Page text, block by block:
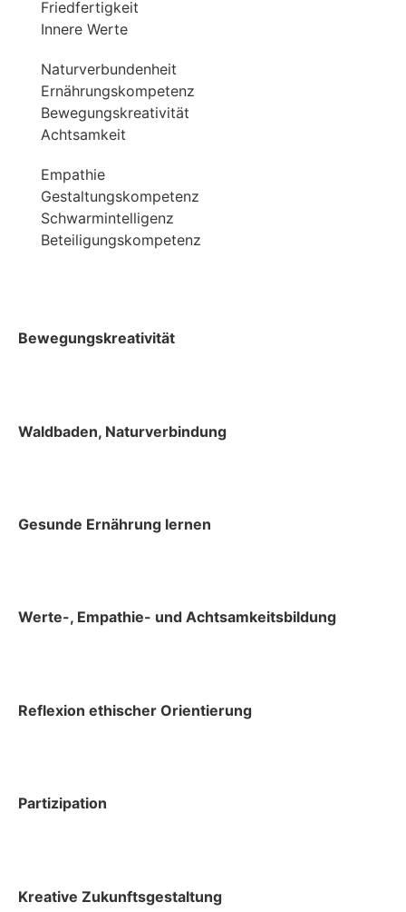
Friedfertigkeit
Innere Werte
Naturverbundenheit
Ernährungskompetenz
Bewegungskreativität
Achtsamkeit
Empathie
Gestaltungskompetenz
Schwarmintelligenz
Beteiligungskompetenz
Bewegungskreativität
Waldbaden, Naturverbindung
Gesunde Ernährung lernen
Werte-, Empathie- und Achtsamkeitsbildung
Reflexion ethischer Orientierung
Partizipation
Kreative Zukunftsgestaltung